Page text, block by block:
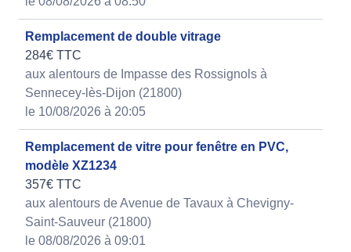
Remplacement de double vitrage
284€ TTC
aux alentours de Impasse des Rossignols à
Sennecey-lès-Dijon (21800)
le 10/08/2026 à 20:05
Remplacement de vitre pour fenêtre en PVC,
modèle XZ1234
357€ TTC
aux alentours de Avenue de Tavaux à Chevigny-
Saint-Sauveur (21800)
le 08/08/2026 à 09:01